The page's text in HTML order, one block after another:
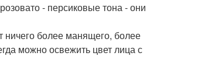
- персиковые тона - они
ничего более манящего, более
можно освежить цвет лица с